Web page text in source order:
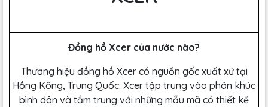
Đồng hồ Xcer của nước nào?
Thương hiệu đồng hồ Xcer có nguồn gốc xuất xứ tại
Hồng Kông, Trung Quốc. Xcer tập trung vào phân khúc
bình dân và tầm trung với những mẫu mã có thiết kế